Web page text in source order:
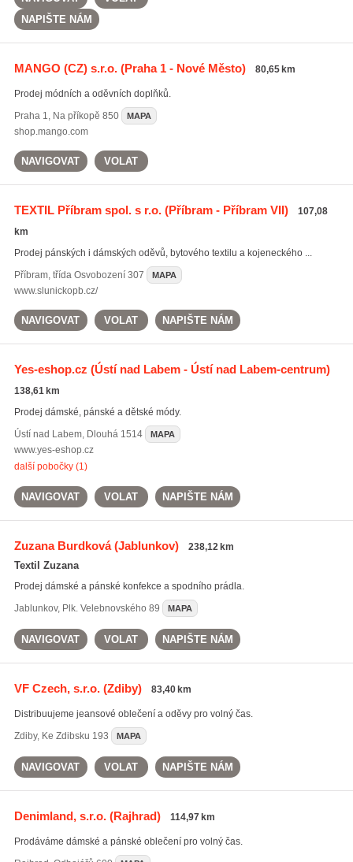
NAPIŠTE NÁM
MANGO (CZ) s.r.o.(Praha 1 - Nové Město) 80,65 km
Prodej módních a oděvních doplňků.
Praha 1, Na příkopě 850 MAPA
shop.mango.com
NAVIGOVAT VOLAT
TEXTIL Příbram spol. s r.o.(Příbram - Příbram VII)
107,08
km
Prodej pánských i dámských oděvů, bytového textilu a kojeneckého ...
Příbram, třída Osvobození 307 MAPA
www.slunickopb.cz/
NAVIGOVAT VOLAT NAPIŠTE NÁM
Yes-eshop.cz (Ústí nad Labem - Ústí nad Labem-centrum)
138,61 km
Prodej dámské, pánské a dětské módy.
Ústí nad Labem, Dlouhá 1514 MAPA
www.yes-eshop.cz
další pobočky (1)
NAVIGOVAT VOLAT NAPIŠTE NÁM
Zuzana Burdková(Jablunkov) 238,12 km
Textil Zuzana
Prodej dámské a pánské konfekce a spodního prádla.
Jablunkov, Plk. Velebnovského 89 MAPA
NAVIGOVAT VOLAT NAPIŠTE NÁM
VF Czech, s.r.o.(Zdiby) 83,40 km
Distribuujeme jeansové oblečení a oděvy pro volný čas.
Zdiby, Ke Zdibsku 193 MAPA
NAVIGOVAT VOLAT NAPIŠTE NÁM
Denimland, s.r.o.(Rajhrad) 114,97 km
Prodáváme dámské a pánské oblečení pro volný čas.